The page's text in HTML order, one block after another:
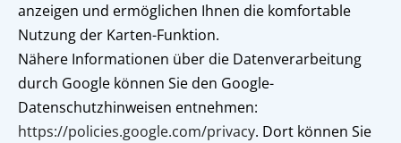
anzeigen und ermöglichen Ihnen die komfortable
Nutzung der Karten-Funktion.
Nähere Informationen über die Datenverarbeitung
durch Google können Sie den Google-
Datenschutzhinweisen entnehmen:
https://policies.google.com/privacy. Dort können Sie